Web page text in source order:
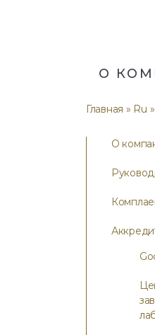
О
Главная » Ru
О